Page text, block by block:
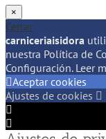
×
Cerrar
carniceriaisidora
nuestra Política de
Configuración. Leer
Aceptar cookies
Ajustes de cookies
Cookie
de